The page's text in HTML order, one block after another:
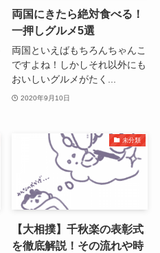
両国にきたら絶対食べる！
一押しグルメ5選
両国といえばもちろんちゃんこ
ですよね！しかしそれ以外にも
おいしいグルメがたく...
2020年9月10日
未分類
【大相撲】千秋楽の表彰式
を徹底解説！その流れや時